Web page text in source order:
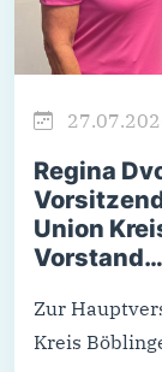
Regina
Union
Vorstand…
Zur
Kreis